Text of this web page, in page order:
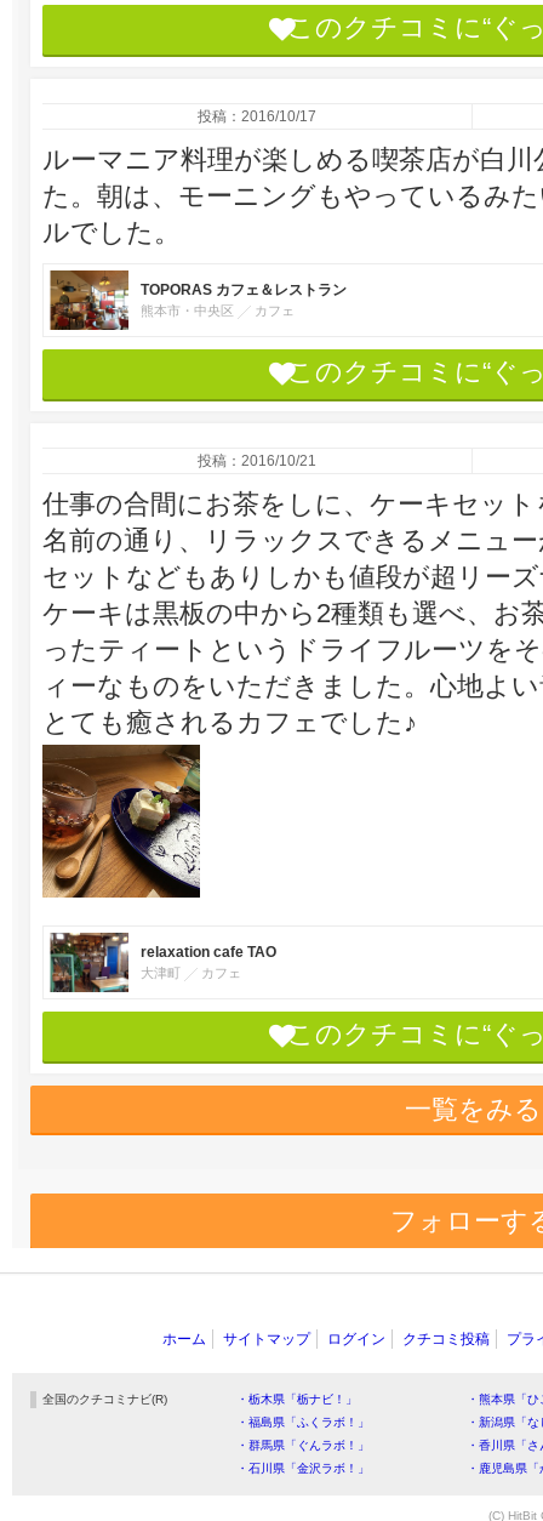
このクチコミに“ぐ
投稿：2016/10/17
ルーマニア料理が楽しめる喫茶店が白
た。朝は、モーニングもやっているみ
ルでした。
TOPORAS カフェ＆レストラン
熊本市・中央区 カフェ
このクチコミに“ぐ
投稿：2016/10/21
仕事の合間にお茶をしに、ケーキセッ
名前の通り、リラックスできるメニュ
セットなどもありしかも値段が超リー
ケーキは黒板の中から2種類も選べ、お
ったティートというドライフルーツを
ィーなものをいただきました。心地よ
とても癒されるカフェでした♪
relaxation cafe TAO
大津町 カフェ
このクチコミに“ぐ
一覧をみる
フォローす
ホーム サイトマップ ログイン クチコミ投稿 プラ
全国のクチコミナビ(R) ・栃木県「栃ナビ！」
・熊本県「
・福島県「ふくラボ！」
・新潟県「
・群馬県「ぐんラボ！」
・香川県「
・石川県「金沢ラボ！」
・鹿児島県
(C) HitBit